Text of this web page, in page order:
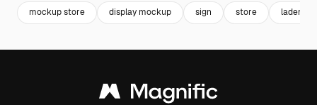
mockup store display mockup sign store laden